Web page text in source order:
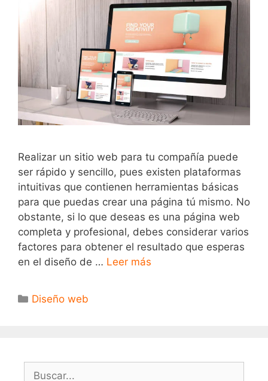
Realizar un sitio web para tu compañía puede
ser rápido y sencillo, pues existen plataformas
intuitivas que contienen herramientas básicas
para que puedas crear una página tú mismo. No
obstante, si lo que deseas es una página web
completa y profesional, debes considerar varios
factores para obtener el resultado que esperas
en el diseño de … Leer más
Diseño web